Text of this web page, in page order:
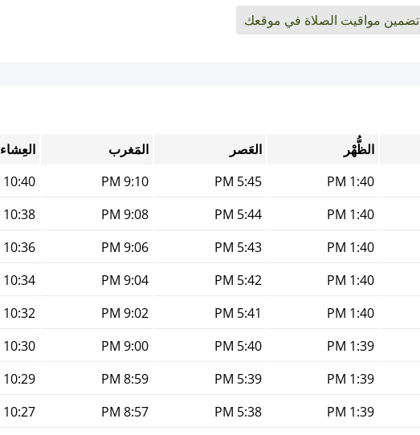
تضمين مواقيت الصلاة في موقعك
الظُّهْر العَصر المَغرب
العِشاء
1:40 PM
5:45 PM
9:10 PM
10:40 PM
1:40 PM
5:44 PM
9:08 PM
10:38 PM
1:40 PM
5:43 PM
9:06 PM
10:36 PM
1:40 PM
5:42 PM
9:04 PM
10:34 PM
1:40 PM
5:41 PM
9:02 PM
10:32 PM
1:39 PM
5:40 PM
9:00 PM
10:30 PM
1:39 PM
5:39 PM
8:59 PM
10:29 PM
1:39 PM
5:38 PM
8:57 PM
10:27 PM